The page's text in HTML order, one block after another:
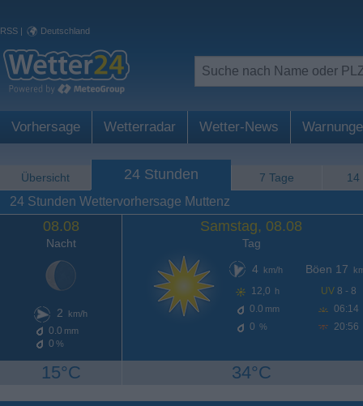
RSS | Deutschland
Vorhersage Wetterradar Wetter-News
Übersicht 24 Stunden 7 Tage 14
24 Stunden Wettervorhersage Muttenz
08.08
Nacht
2 km/h
0.0 mm
0 %
15°C
Samstag, 08.08
Tag
4
km/h
12,0 h
0.0 mm
0 %
Böen 17
UV 8 - 8
06:14
20:56
34°C